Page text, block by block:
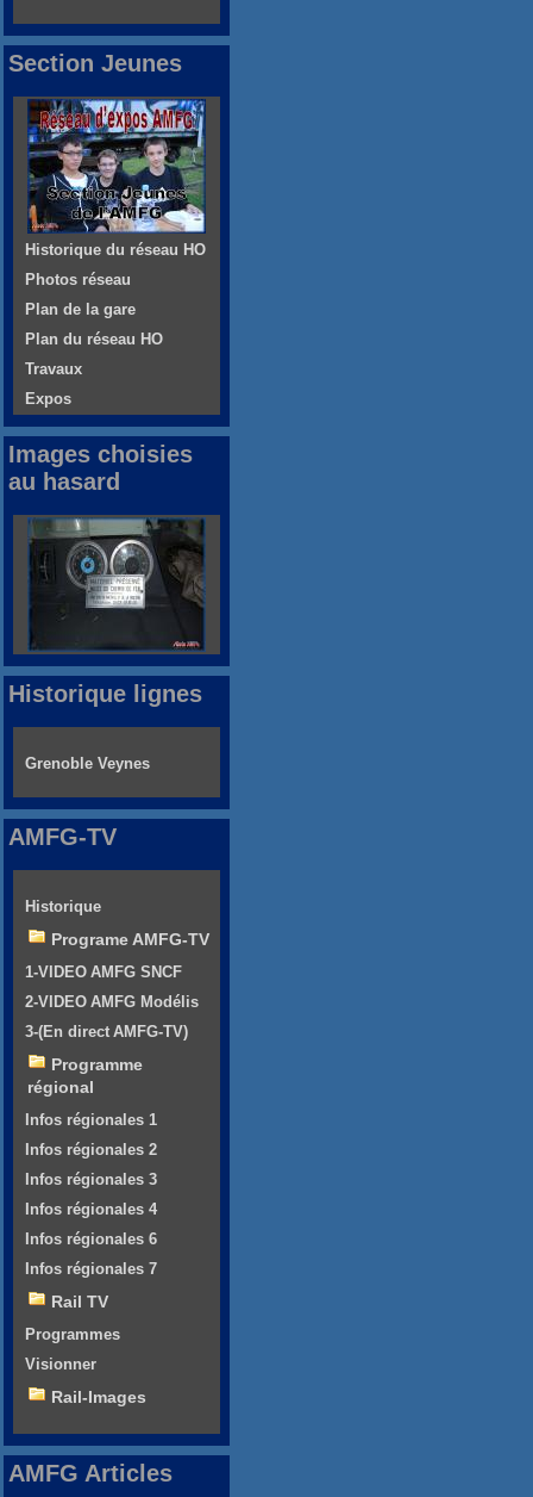
Section Jeunes
Historique du réseau HO
Photos réseau
Plan de la gare
Plan du réseau HO
Travaux
Expos
Images choisies
au hasard
Historique lignes
Grenoble Veynes
AMFG-TV
Historique
Programe AMFG-TV
1-VIDEO AMFG SNCF
2-VIDEO AMFG Modélis
3-(En direct AMFG-TV)
Programme
régional
Infos régionales 1
Infos régionales 2
Infos régionales 3
Infos régionales 4
Infos régionales 6
Infos régionales 7
Rail TV
Programmes
Visionner
Rail-Images
AMFG Articles